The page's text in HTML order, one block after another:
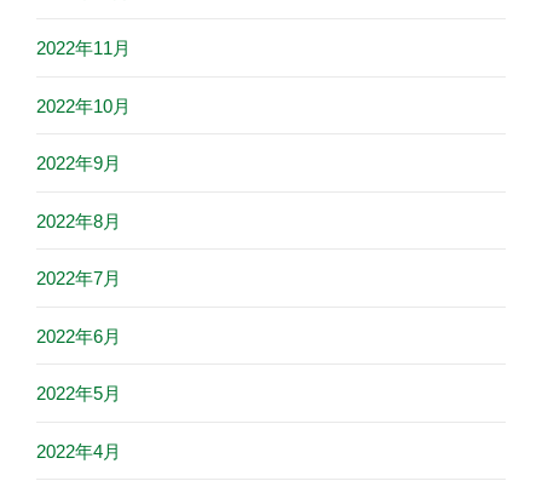
2022年11月
2022年10月
2022年9月
2022年8月
2022年7月
2022年6月
2022年5月
2022年4月